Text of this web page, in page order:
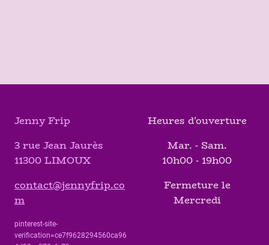
Jenny Frip
3 rue Jean Jaurès
11300 LIMOUX
contact@jennyfrip.co
m
pinterest-site-
verification=ce7f9628294560ca96
Heures d'ouverture
Mar. - Sam.
10h00 - 19h00
Fermeture le
Mercredi